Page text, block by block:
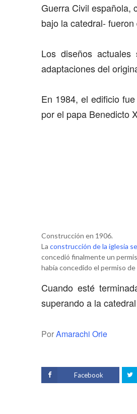
Guerra Civil española,
bajo la catedral-
Los diseños
adaptaciones del
En 1984, el edificio
por el papa Benedicto
Construcción en 1906.
La construcción de la iglesia
concedió finalmente un
había concedido el permiso de
Cuando esté
superando a la
PorAmarachi Orie
Facebook